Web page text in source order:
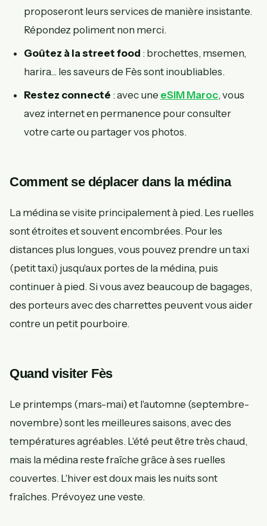
proposeront leurs services de manière insistante.
Répondez poliment non merci.
Goûtez à la street food : brochettes, msemen,
harira... les saveurs de Fès sont inoubliables.
Restez connecté : avec une eSIM Maroc, vous
avez internet en permanence pour consulter
votre carte ou partager vos photos.
Comment se déplacer dans la médina
La médina se visite principalement à pied. Les ruelles
sont étroites et souvent encombrées. Pour les
distances plus longues, vous pouvez prendre un taxi
(petit taxi) jusqu'aux portes de la médina, puis
continuer à pied. Si vous avez beaucoup de bagages,
des porteurs avec des charrettes peuvent vous aider
contre un petit pourboire.
Quand visiter Fès
Le printemps (mars-mai) et l'automne (septembre-
novembre) sont les meilleures saisons, avec des
températures agréables. L'été peut être très chaud,
mais la médina reste fraîche grâce à ses ruelles
couvertes. L'hiver est doux mais les nuits sont
fraîches. Prévoyez une veste.